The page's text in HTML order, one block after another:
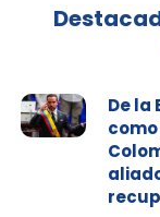
De la